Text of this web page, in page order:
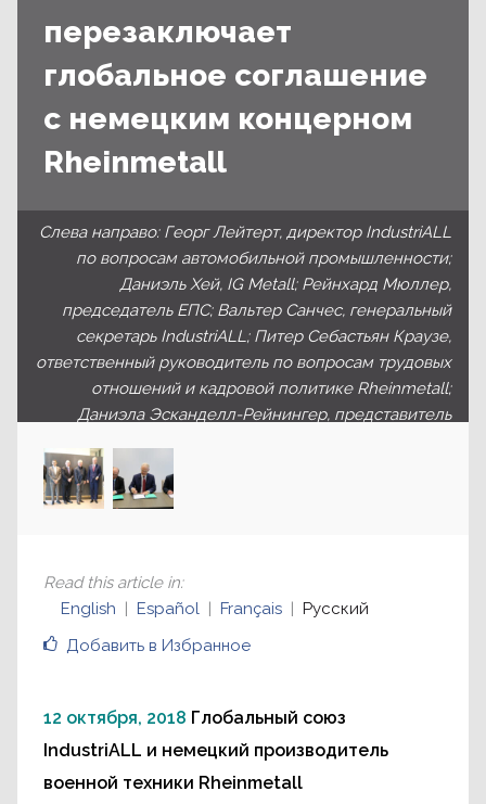
перезаключает
глобальное соглашение
с немецким концерном
Rheinmetall
Слева направо: Георг Лейтерт, директор IndustriALL
по вопросам автомобильной промышленности;
Даниэль Хей, IG Metall; Рейнхард Мюллер,
председатель ЕПС; Вальтер Санчес, генеральный
секретарь IndustriALL; Питер Себастьян Краузе,
ответственный руководитель по вопросам трудовых
отношений и кадровой политике Rheinmetall;
Даниэла Эсканделл-Рейнингер, представитель
Добавить в Избранное
Read this article in:
English
Español Français Русский
12 октября, 2018 Глобальный союз
IndustriALL и немецкий производитель
военной техники Rheinmetall